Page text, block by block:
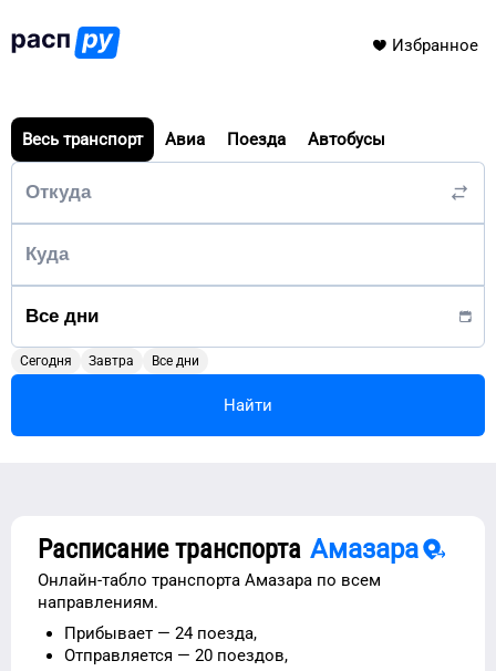
Избранное
Весь транспорт Авиа Поезда Автобусы
Сегодня Завтра Все дни
Найти
Расписание транспорта Амазара
Онлайн-табло транспорта Амазара по всем
направлениям.
Прибывает — 24 поезда,
Отправляется — 20 поездов,